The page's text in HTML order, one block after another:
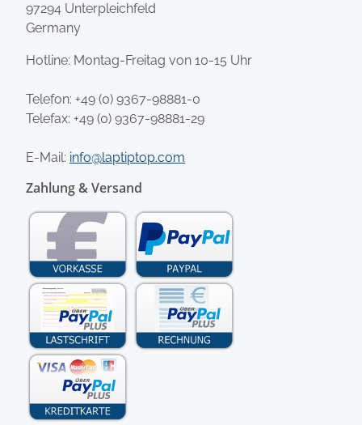
97294 Unterpleichfeld
Germany
Hotline: Montag-Freitag von 10-15 Uhr
Telefon: +49 (0) 9367-98881-0
Telefax: +49 (0) 9367-98881-29
E-Mail: info@laptiptop.com
Zahlung & Versand